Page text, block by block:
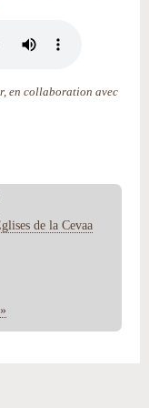
en collaboration avec
de la Cevaa